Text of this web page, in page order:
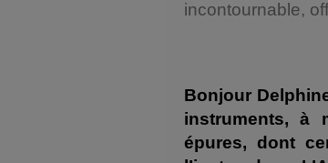
incontournable,
Bonjour
instruments, à
épures, dont